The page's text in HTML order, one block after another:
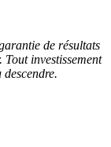
de résultats
investissement